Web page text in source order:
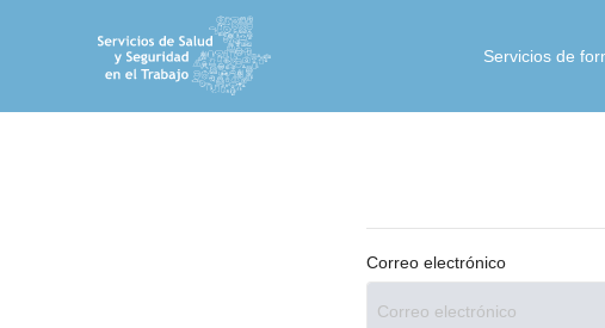
Servicios de
Correo electrónico